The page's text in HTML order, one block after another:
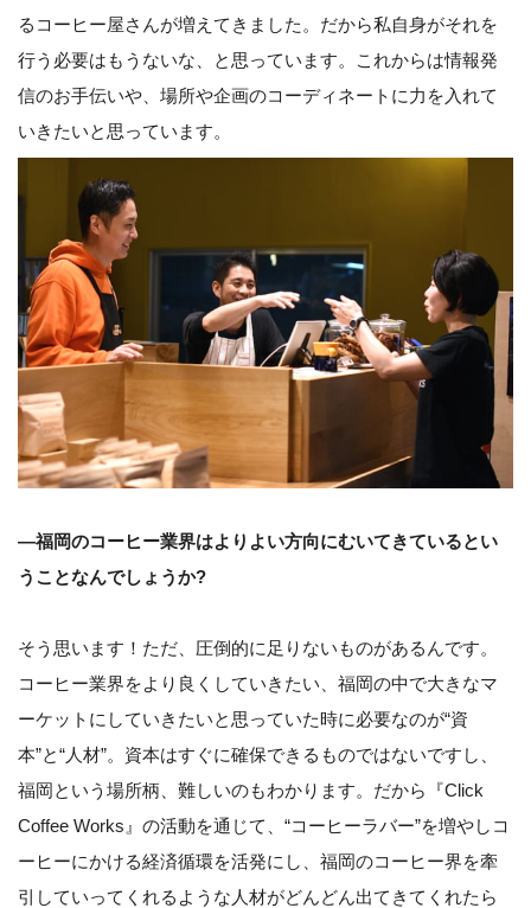
るコーヒー屋さんが増えてきました。だから私自身がそれを
行う必要はもうないな、と思っています。これからは情報発
信のお手伝いや、場所や企画のコーディネートに力を入れて
いきたいと思っています。
—福岡のコーヒー業界はよりよい方向にむいてきているとい
うことなんでしょうか?
そう思います！ただ、圧倒的に足りないものがあるんです。
コーヒー業界をより良くしていきたい、福岡の中で大きなマ
ーケットにしていきたいと思っていた時に必要なのが“資
本”と“人材”。資本はすぐに確保できるものではないですし、
福岡という場所柄、難しいのもわかります。だから『Click
Coffee Works』の活動を通じて、“コーヒーラバー”を増やしコ
ーヒーにかける経済循環を活発にし、福岡のコーヒー界を牽
引していってくれるような人材がどんどん出てきてくれたら